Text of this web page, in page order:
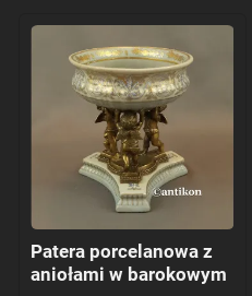
Patera porcelanowa z
aniołami w barokowym